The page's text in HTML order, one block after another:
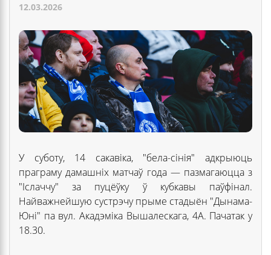
12.03.2026
У суботу, 14 сакавіка, "бела-сінія" адкрыюць
праграму дамашніх матчаў года — пазмагаюцца з
"Іслаччу" за пуцёўку ў кубкавы паўфінал.
Найважнейшую сустрэчу прыме стадыён "Дынама-
Юні" па вул. Акадэміка Вышалескага, 4А. Пачатак у
18.30.